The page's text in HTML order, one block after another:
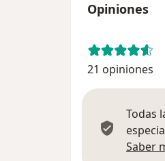
Opiniones
21 opiniones
Todas
Saber